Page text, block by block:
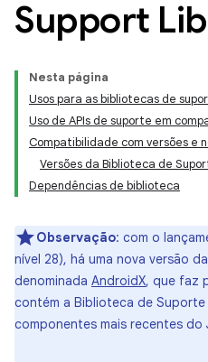
Support
Nesta página
Usos para as bibliotecas de
Uso de APIs de suporte em
Compatibilidade com versões e
Versões da Biblioteca de
Dependências de biblioteca
Observação: com o
nível 28), há uma nova versão
denominada AndroidX, que faz
contém a Biblioteca de
componentes mais recentes do